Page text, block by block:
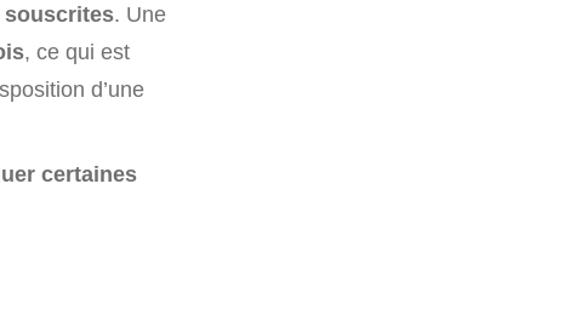
. Une
, ce qui est
d’une
certaines